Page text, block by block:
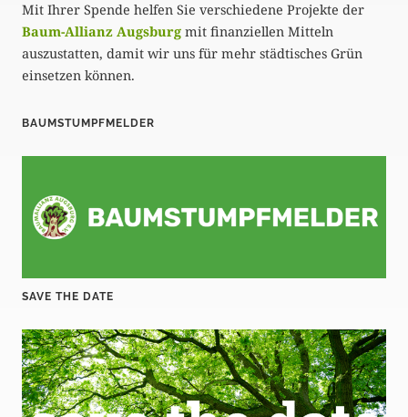
Mit Ihrer Spende helfen Sie verschiedene Projekte der
Baum-Allianz Augsburg mit finanziellen Mitteln
auszustatten, damit wir uns für mehr städtisches Grün
einsetzen können.
BAUMSTUMPFMELDER
SAVE THE DATE